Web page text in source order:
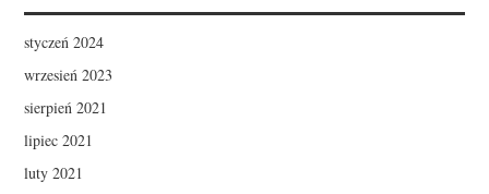
styczeń 2024
wrzesień 2023
sierpień 2021
lipiec 2021
luty 2021